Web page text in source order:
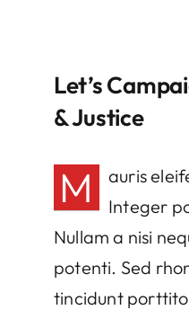
Let’s
& Justice
M
auris
Integer
Nullam a nisi
potenti. Sed
tincidunt